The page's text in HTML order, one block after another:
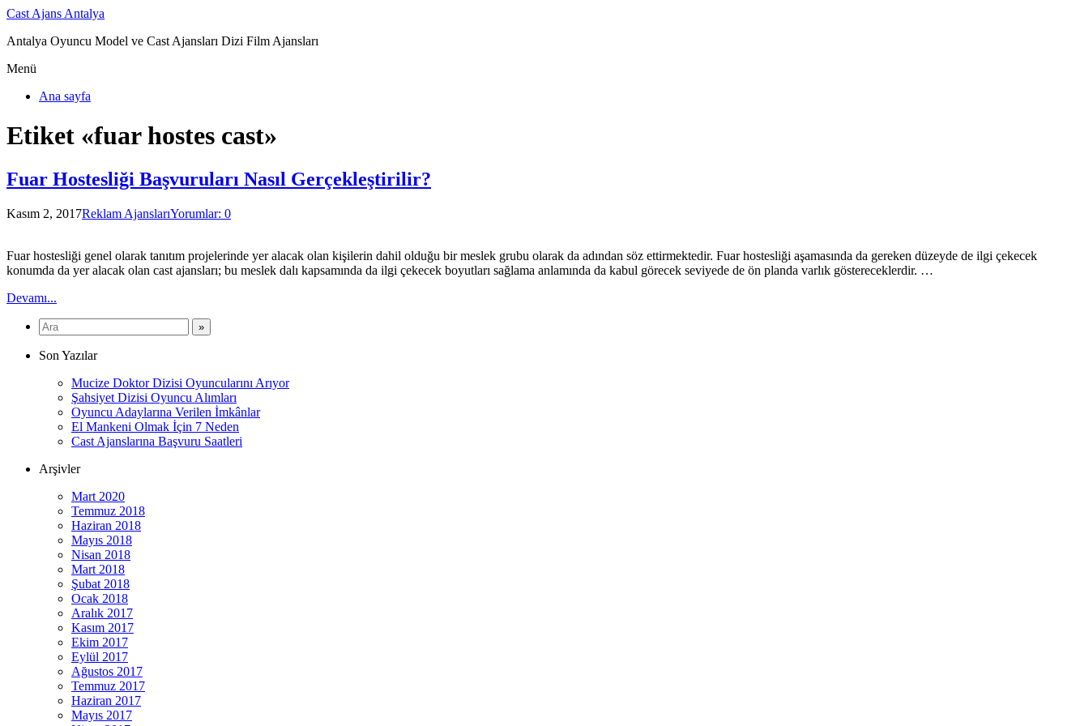
Cast Ajans Antalya
Antalya Oyuncu Model ve Cast Ajansları Dizi Film Ajansları
Menü
Ana sayfa
Etiket «fuar hostes cast»
Fuar Hostesliği Başvuruları Nasıl Gerçekleştirilir?
Kasım 2, 2017Reklam AjanslarıYorumlar: 0
Fuar hostesliği genel olarak tanıtım projelerinde yer alacak olan kişilerin dahil olduğu bir meslek grubu olarak da adından söz ettirmektedir. Fuar hostesliği aşamasında da gereken düzeyde de ilgi çekecek
konumda da yer alacak olan cast ajansları; bu meslek dalı kapsamında da ilgi çekecek boyutları sağlama anlamında da kabul görecek seviyede de ön planda varlık göstereceklerdir. …
Devamı...
Son Yazılar
Mucize Doktor Dizisi Oyuncularını Arıyor
Şahsiyet Dizisi Oyuncu Alımları
Oyuncu Adaylarına Verilen İmkânlar
El Mankeni Olmak İçin 7 Neden
Cast Ajanslarına Başvuru Saatleri
Arşivler
Mart 2020
Temmuz 2018
Haziran 2018
Mayıs 2018
Nisan 2018
Mart 2018
Şubat 2018
Ocak 2018
Aralık 2017
Kasım 2017
Ekim 2017
Eylül 2017
Ağustos 2017
Temmuz 2017
Haziran 2017
Mayıs 2017